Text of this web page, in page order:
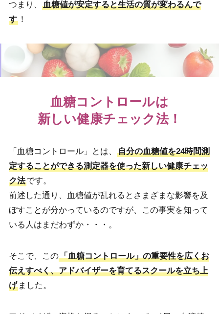
つまり、
血糖値が安定すると生活の質が変わるんで
す！
血糖コントロールは
新しい健康チェック法！
「血糖コントロール」とは、
自分の血糖値を24時間測
定することができる測定器を使った新しい健康チェッ
ク法です。
前述した通り、血糖値が乱れるとさまざまな影響を及
ぼすことが分かっているのですが、この事実を知って
いる人はまだわずか・・・。
そこで、この「血糖コントロール」の重要性を広くお
伝えすべく、アドバイザーを育てるスクールを立ち上
げました。